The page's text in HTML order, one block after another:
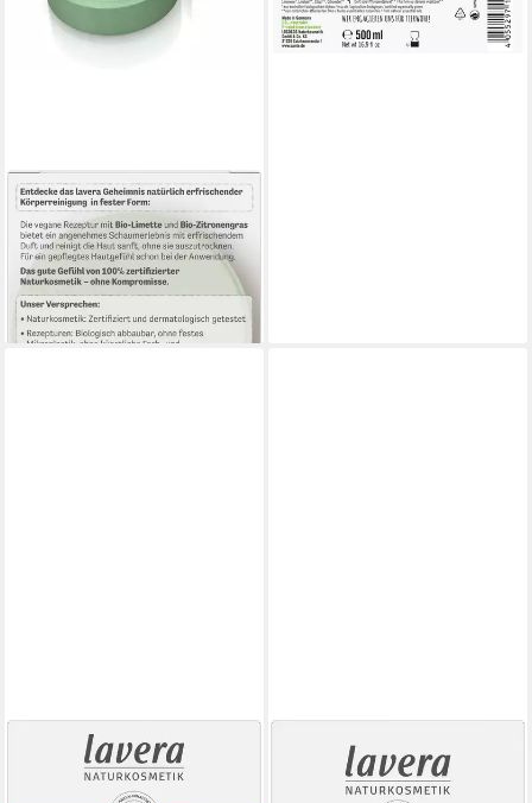
LAVERA
Duschgel Feste Pflegedusche
Happy Freshness
2,99 €
(5,98 €/ 100 g)
lieferbar - in 2-3 Werktagen bei dir